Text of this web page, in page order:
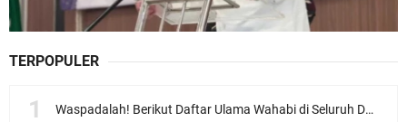
TERPOPULER
Waspadalah! Berikut Daftar Ulama Wahabi di Seluruh Dunia dan Karya-karyanya